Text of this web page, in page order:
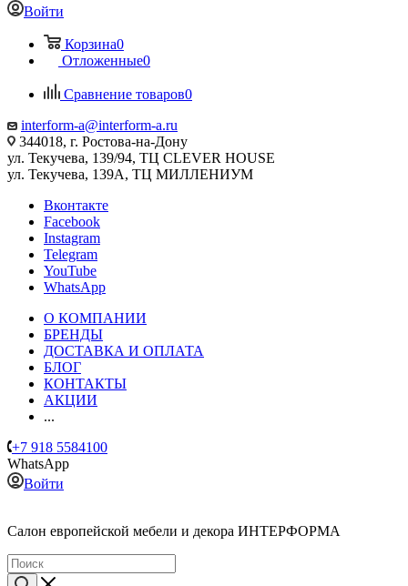
Войти
Корзина0
Отложенные0
Сравнение товаров0
interform-a@interform-a.ru
344018, г. Ростова-на-Дону
ул. Текучева, 139/94, ТЦ CLEVER HOUSE
ул. Текучева, 139А, ТЦ МИЛЛЕНИУМ
Вконтакте
Facebook
Instagram
Telegram
YouTube
WhatsApp
О КОМПАНИИ
БРЕНДЫ
ДОСТАВКА И ОПЛАТА
БЛОГ
КОНТАКТЫ
АКЦИИ
...
+7 918 5584100
WhatsApp
Войти
Cалон европейской мебели и декора ИНТЕРФОРМА